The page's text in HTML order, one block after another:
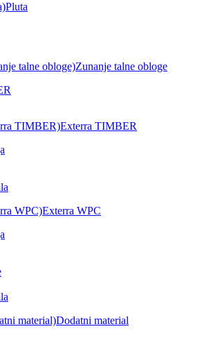
Pluta
talne obloge)Zunanje talne obloge
TIMBER)Exterra TIMBER
WPC)Exterra WPC
material)Dodatni material